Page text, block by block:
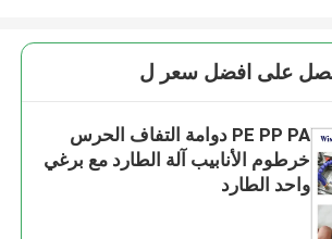
على افضل سعر ل
PE PP PA دوامة التفاف الحرس
خرطوم الأنابيب آلة الطارد مع برغي
واحد الطارد